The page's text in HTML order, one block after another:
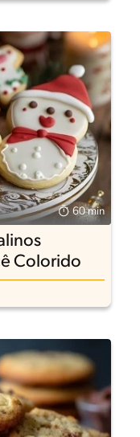
60 min
Colorido